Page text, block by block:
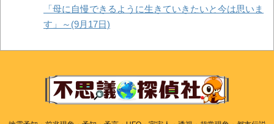
「母に自慢できるように生きていきたいと今は思いま
す」～(9月17日)